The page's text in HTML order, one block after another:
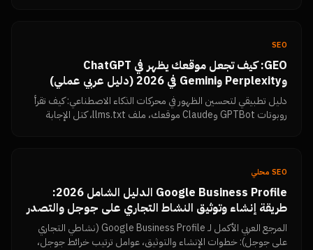
SEO
GEO: كيف تجعل موقعك يظهر في ChatGPT
وPerplexity وGemini في 2026 (دليل عربي عملي)
دليل تطبيقي لتحسين الظهور في محركات الذكاء الاصطناعي: كيف تقرأ
روبوتات GPTBot وClaude موقعك، ملف llms.txt، كتل الإجابة
SEO محلي
Google Business Profile الدليل الشامل 2026:
طريقة إنشاء وتوثيق النشاط التجاري على جوجل والتصدر
في خرائط جوجل بتقييمات 5 نجوم
المرجع العربي الأكمل لـ Google Business Profile (نشاطي التجاري
على جوجل): خطوات الإنشاء والتوثيق، عوامل ترتيب خرائط جوجل،